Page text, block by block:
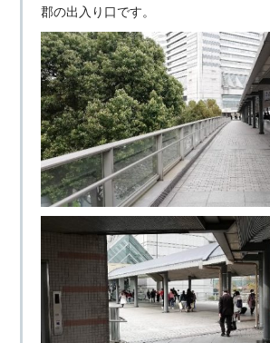
郡の出入り口です。